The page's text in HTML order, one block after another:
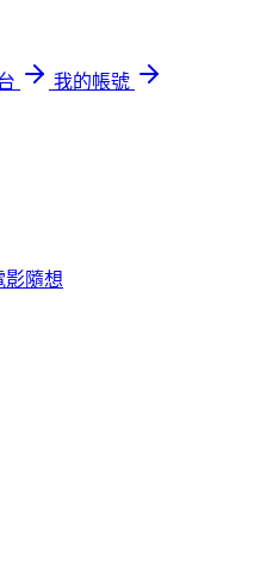
我的帳號
影隨想